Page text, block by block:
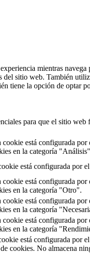
mientras
sitio web. También
tiene la opción de optar
para que el sitio
cookie está configurada
en la categoría
está configurada por
cookie está configurada
en la categoría "Otro".
cookie está configurada
en la categoría
cookie está configurada
en la categoría
está configurada por
cookies. No almacena